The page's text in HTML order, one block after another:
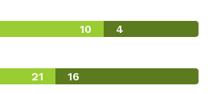
10 4
21 16